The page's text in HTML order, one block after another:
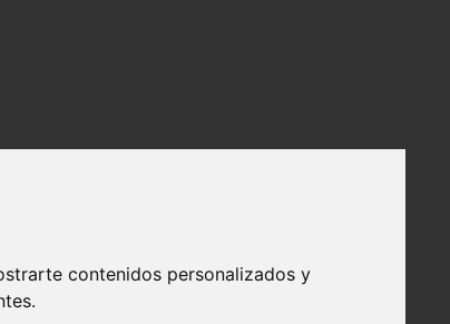
contenidos personalizados y